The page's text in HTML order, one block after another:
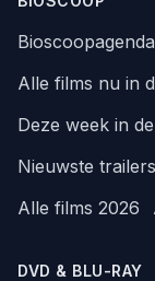
Bioscoopagenda
Alle films nu in
Deze week in
Nieuwste trailers
Alle films 2026
DVD & BLU-RAY